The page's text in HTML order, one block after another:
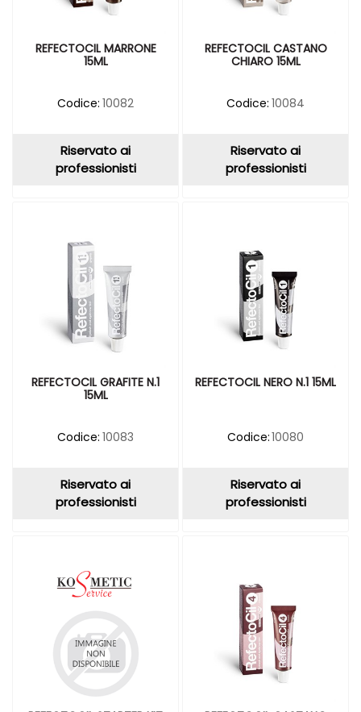
REFECTOCIL MARRONE
15ML
Codice: 10082
Riservato ai
professionisti
REFECTOCIL CASTANO
CHIARO 15ML
Codice: 10084
Riservato ai
professionisti
REFECTOCIL GRAFITE N.1
15ML
Codice: 10083
Riservato ai
professionisti
REFECTOCIL NERO N.1 15ML
Codice:10080
Riservato ai
professionisti